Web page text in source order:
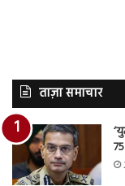
ताज़ा समाचार